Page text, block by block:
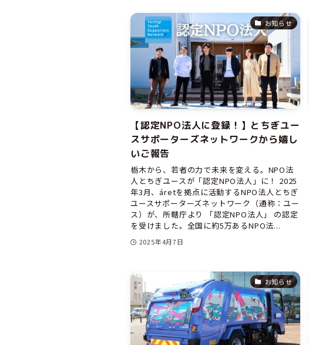
お知らせ
【認定NPO法人に登録！】とちぎユー
スサポーターズネットワークから嬉し
いご報告
栃木から、若者の力で未来を変える。NPO法
人とちぎユースが「認定NPO法人」に！ 2025
年3月、áretを拠点に活動するNPO法人とちぎ
ユースサポーターズネットワーク（通称：ユー
ス）が、所轄庁より 「認定NPO法人」 の認定
を受けました。全国に約5万あるNPO法...
2025年4月7日
お知らせ